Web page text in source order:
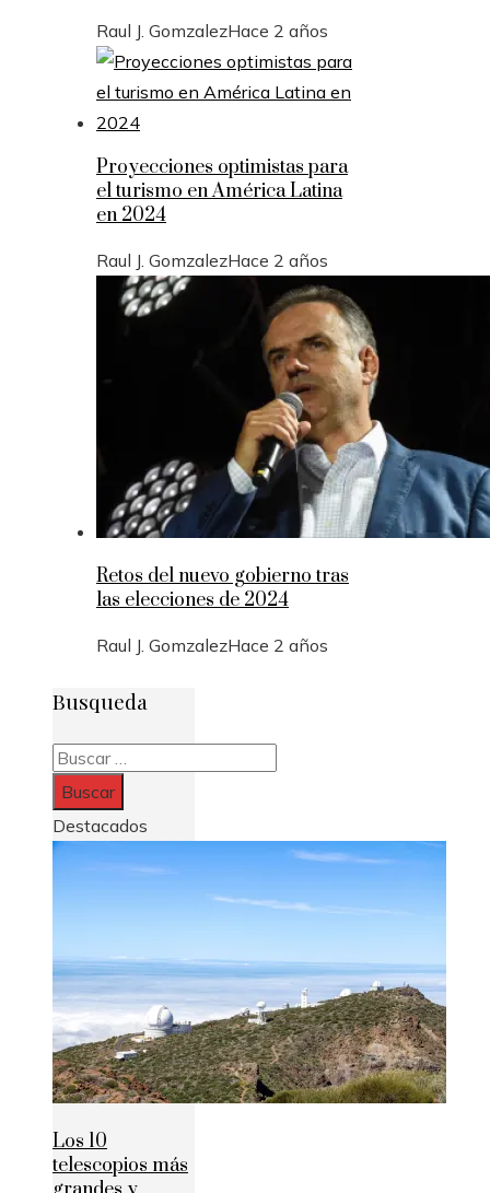
Raul J. GomzalezHace 2 años
Proyecciones optimistas para
el turismo en América Latina
en 2024
Raul J. GomzalezHace 2 años
Retos del nuevo gobierno tras
las elecciones de 2024
Raul J. GomzalezHace 2 años
Busqueda
Buscar:
Destacados
Los 10
telescopios más